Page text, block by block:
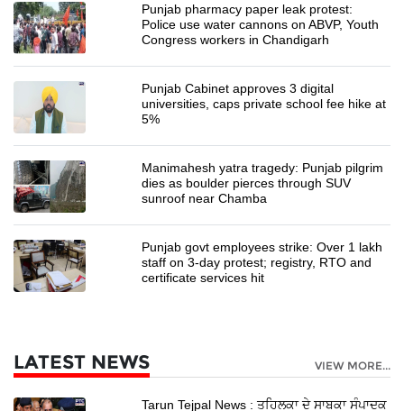
Punjab pharmacy paper leak protest:
Police use water cannons on ABVP, Youth
Congress workers in Chandigarh
Punjab Cabinet approves 3 digital
universities, caps private school fee hike at
5%
Manimahesh yatra tragedy: Punjab pilgrim
dies as boulder pierces through SUV
sunroof near Chamba
Punjab govt employees strike: Over 1 lakh
staff on 3-day protest; registry, RTO and
certificate services hit
LATEST NEWS VIEW MORE...
Tarun Tejpal News : ਤਹਿਲਕਾ ਦੇ ਸਾਬਕਾ ਸੰਪਾਦਕ